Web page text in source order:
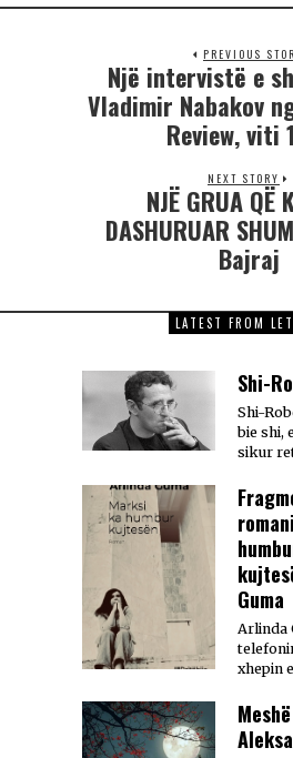
PREVIOUS
Një intervistë e
Vladimir Nabakov
Review, viti
NEXT STORY
NJË GRUA QË
DASHURUAR
Bajraj
LATEST FROM
Shi-
Shi-
bie shi,
sikur
Guma
Arlinda
xhepin